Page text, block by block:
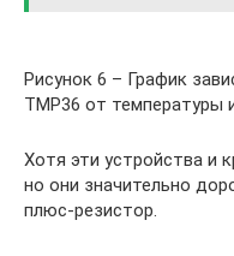
Рисунок 6 – График
TMP36 от температуры
Хотя эти устройства и
но они значительно
плюс-резистор.